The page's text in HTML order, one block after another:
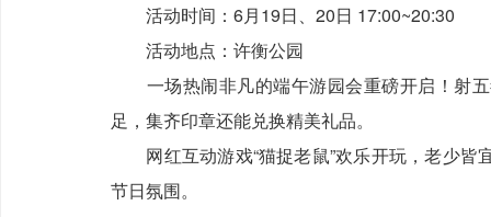
活动时间：6月19日、20日 17:00~20:30
活动地点：许衡公园
一场热闹非凡的端午游园会重磅开启！射五
足，集齐印章还能兑换精美礼品。
网红互动游戏“猫捉老鼠”欢乐开玩，老少皆
节日氛围。